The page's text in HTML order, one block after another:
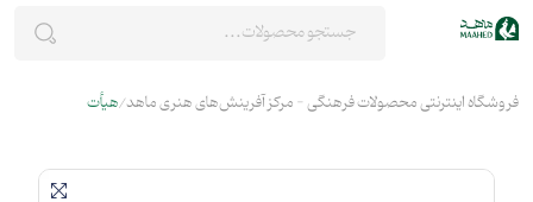
فروشگاه اینترنتی محصولات فرهنگی - مرکز آفرینش‌های هنری ماهد هیأت